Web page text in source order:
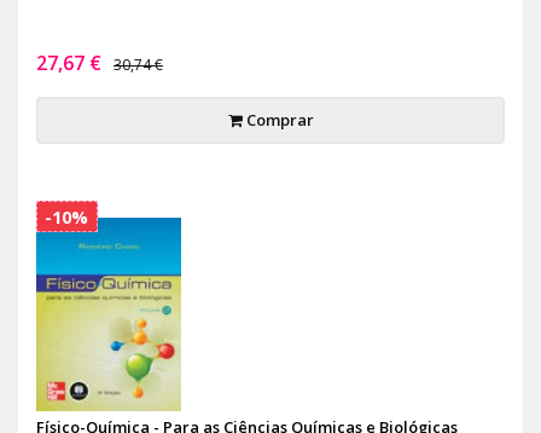
27,67 € 30,74 €
Comprar
Físico-Química - Para as Ciências Químicas e Biológicas
-10%